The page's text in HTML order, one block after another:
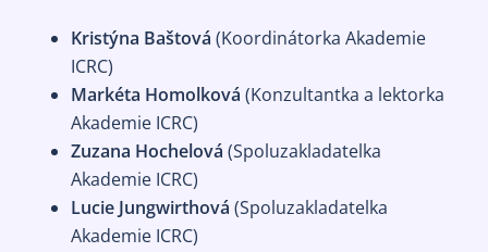
Kristýna Baštová (Koordinátorka Akademie
ICRC)
Markéta Homolková (Konzultantka a lektorka
Akademie ICRC)
Zuzana Hochelová (Spoluzakladatelka
Akademie ICRC)
Lucie Jungwirthová (Spoluzakladatelka
Akademie ICRC)